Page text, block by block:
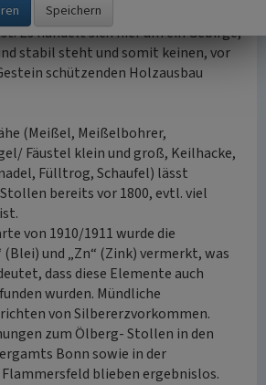
Dies bedeutet, dass der Stollen auf
Es handelt sich hier um ein Gebirge,
stabil steht und somit keinen, vor
schützenden Holzausbau
(Meißel, Meißelbohrer,
Fäustel klein und groß, Keilhacke,
Fülltrog, Schaufel) lässt
bereits vor 1800, evtl. viel
von 1910/1911 wurde die
(Blei) und „Zn“ (Zink) vermerkt, was
dass diese Elemente auch
wurden. Mündliche
von Silbererzvorkommen.
zum Ölberg- Stollen in den
Bonn sowie in der
blieben ergebnislos.